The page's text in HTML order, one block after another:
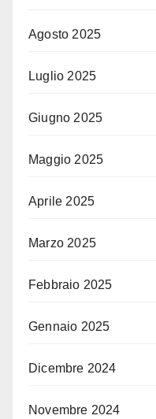
Agosto 2025
Luglio 2025
Giugno 2025
Maggio 2025
Aprile 2025
Marzo 2025
Febbraio 2025
Gennaio 2025
Dicembre 2024
Novembre 2024